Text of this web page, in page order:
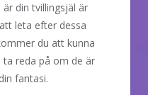
din tvillingsjäl är
leta efter dessa
du att kunna
reda på om de är
fantasi.